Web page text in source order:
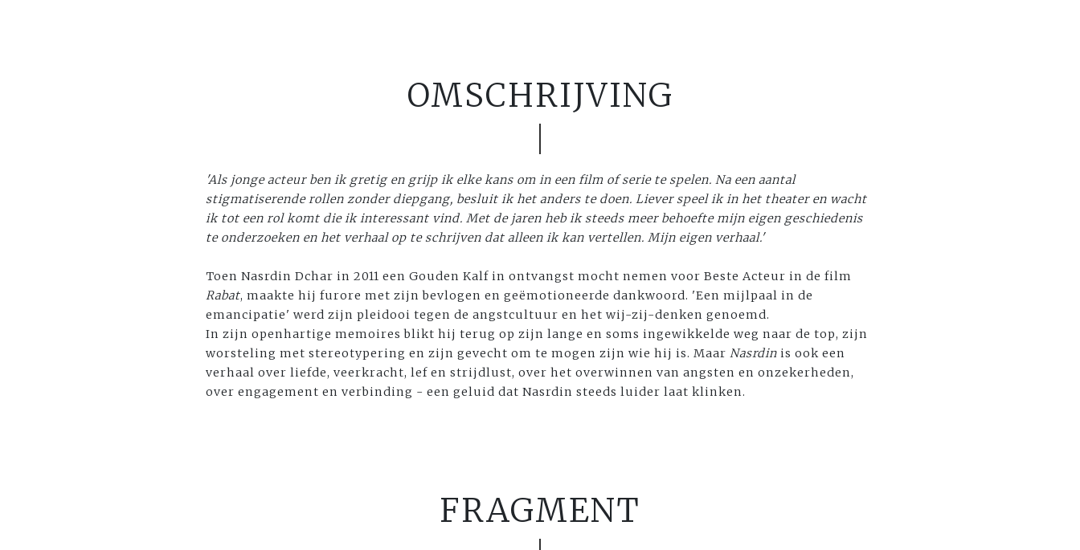
OMSCHRIJVING
'Als jonge acteur ben ik gretig en grijp ik elke kans om in een film of serie te spelen. Na een aantal
stigmatiserende rollen zonder diepgang, besluit ik het anders te doen. Liever speel ik in het theater en wacht
ik tot een rol komt die ik interessant vind. Met de jaren heb ik steeds meer behoefte mijn eigen geschiedenis
te onderzoeken en het verhaal op te schrijven dat alleen ik kan vertellen. Mijn eigen verhaal.'
Toen Nasrdin Dchar in 2011 een Gouden Kalf in ontvangst mocht nemen voor Beste Acteur in de film
Rabat, maakte hij furore met zijn bevlogen en geëmotioneerde dankwoord. 'Een mijlpaal in de
emancipatie' werd zijn pleidooi tegen de angstcultuur en het wij-zij-denken genoemd.
In zijn openhartige memoires blikt hij terug op zijn lange en soms ingewikkelde weg naar de top, zijn
worsteling met stereotypering en zijn gevecht om te mogen zijn wie hij is. Maar Nasrdinis ook een
verhaal over liefde, veerkracht, lef en strijdlust, over het overwinnen van angsten en onzekerheden,
over engagement en verbinding - een geluid dat Nasrdin steeds luider laat klinken.
FRAGMENT